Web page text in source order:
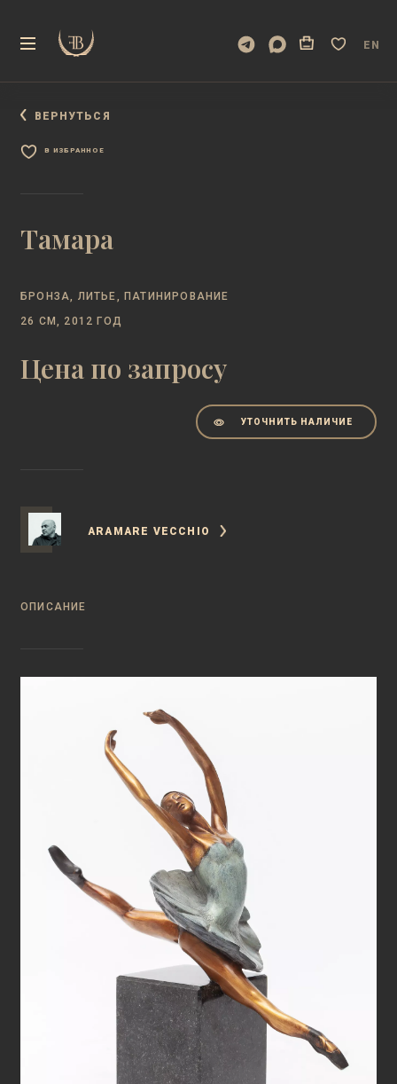
EN
ВЕРНУТЬСЯ
В ИЗБРАННОЕ
Тамара
БРОНЗА, ЛИТЬЕ, ПАТИНИРОВАНИЕ
26 СМ, 2012 ГОД
Цена по запросу
УТОЧНИТЬ НАЛИЧИЕ
ARAMARE VECCHIO
ОПИСАНИЕ